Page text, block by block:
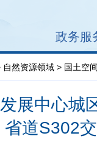
政务服
自然资源领域 > 国土空
展中心城
省道S302